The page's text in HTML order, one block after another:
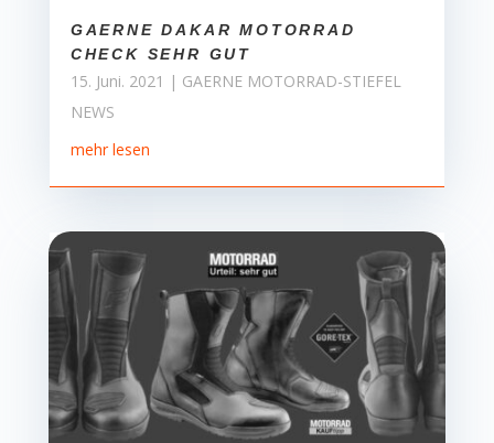
GAERNE DAKAR MOTORRAD
CHECK SEHR GUT
15. Juni. 2021 | GAERNE MOTORRAD-STIEFEL
NEWS
mehr lesen